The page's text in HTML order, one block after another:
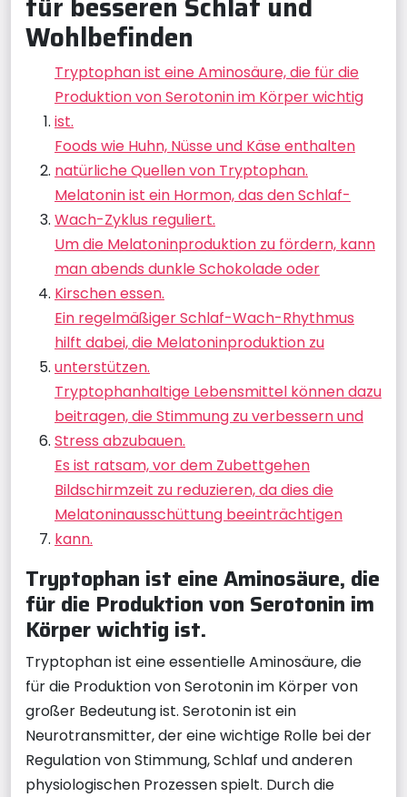
Wohlbefinden
Tryptophan ist eine Aminosäure, die für die
Produktion von Serotonin im Körper wichtig
ist.
Foods wie Huhn, Nüsse und Käse enthalten
natürliche Quellen von Tryptophan.
Melatonin ist ein Hormon, das den Schlaf-
Wach-Zyklus reguliert.
Um die Melatoninproduktion zu fördern, kann
man abends dunkle Schokolade oder
Kirschen essen.
Ein regelmäßiger Schlaf-Wach-Rhythmus
hilft dabei, die Melatoninproduktion zu
unterstützen.
Tryptophanhaltige Lebensmittel können dazu
beitragen, die Stimmung zu verbessern und
Stress abzubauen.
Es ist ratsam, vor dem Zubettgehen
Bildschirmzeit zu reduzieren, da dies die
Melatoninausschüttung beeinträchtigen
kann.
Tryptophan ist eine Aminosäure, die
für die Produktion von Serotonin im
Körper wichtig ist.
Tryptophan ist eine essentielle Aminosäure, die
für die Produktion von Serotonin im Körper von
großer Bedeutung ist. Serotonin ist ein
Neurotransmitter, der eine wichtige Rolle bei der
Regulation von Stimmung, Schlaf und anderen
physiologischen Prozessen spielt. Durch die